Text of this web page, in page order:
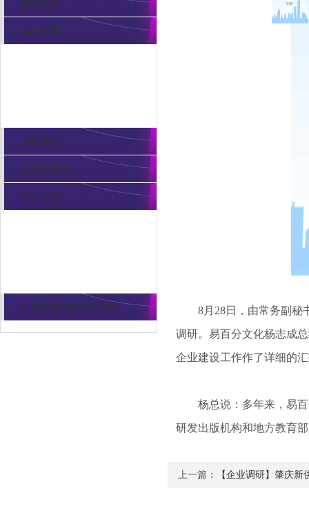
诚信文件
诚信档案
企业案例
企业家案例
企业动态
pa电子官网的联系方式
8月28日，由常务副秘书
调研。易百分文化杨志成
企业建设工作作了详细的
杨总说：多年来，易百
研发出版机构和地方教育
上一篇： 【企业调研】肇庆